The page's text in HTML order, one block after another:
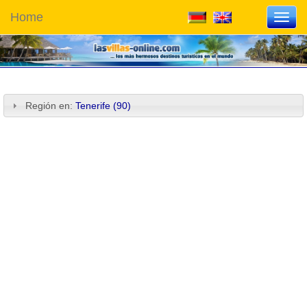
Home
Región en: Tenerife (90)